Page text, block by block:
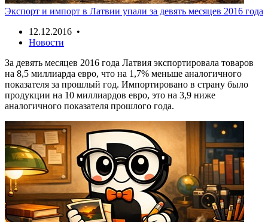
Экспорт и импорт в Латвии упали за девять месяцев 2016 года
12.12.2016 •
Новости
За девять месяцев 2016 года Латвия экспортировала товаров
на 8,5 миллиарда евро, что на 1,7% меньше аналогичного
показателя за прошлый год. Импортировано в страну было
продукции на 10 миллиардов евро, это на 3,9 ниже
аналогичного показателя прошлого года.